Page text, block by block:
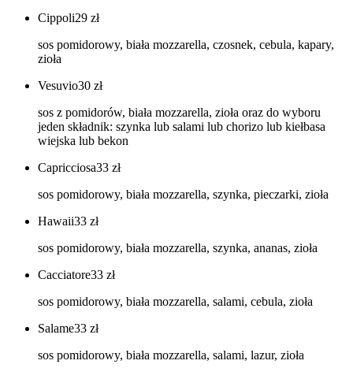
Cippoli29 zł
sos pomidorowy, biała mozzarella, czosnek, cebula, kapary,
zioła
Vesuvio30 zł
sos z pomidorów, biała mozzarella, zioła oraz do wyboru
jeden składnik: szynka lub salami lub chorizo lub kiełbasa
wiejska lub bekon
Capricciosa33 zł
sos pomidorowy, biała mozzarella, szynka, pieczarki, zioła
Hawaii33 zł
sos pomidorowy, biała mozzarella, szynka, ananas, zioła
Cacciatore33 zł
sos pomidorowy, biała mozzarella, salami, cebula, zioła
Salame33 zł
sos pomidorowy, biała mozzarella, salami, lazur, zioła